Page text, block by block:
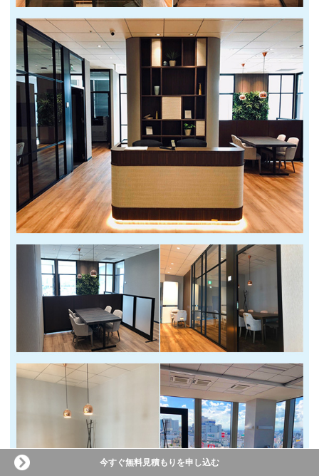
今すぐ無料見積もりを申し込む